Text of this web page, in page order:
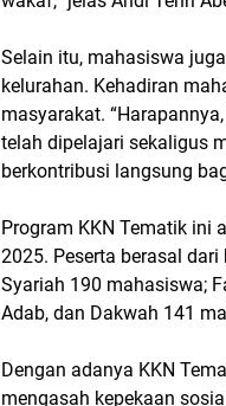
Selain itu, mahasiswa
kelurahan. Kehadiran
masyarakat.
telah dipelajari sekaligus
berkontribusi langsung
Program KKN Tematik ini
2025. Peserta berasal
Syariah 190 mahasiswa;
Adab, dan Dakwah 141
Dengan adanya KKN
mengasah kepekaan